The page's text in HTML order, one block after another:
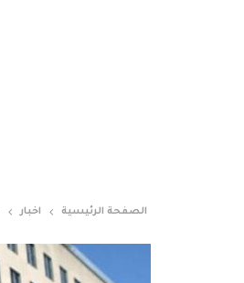
الصفحة الرئيسية اخبار